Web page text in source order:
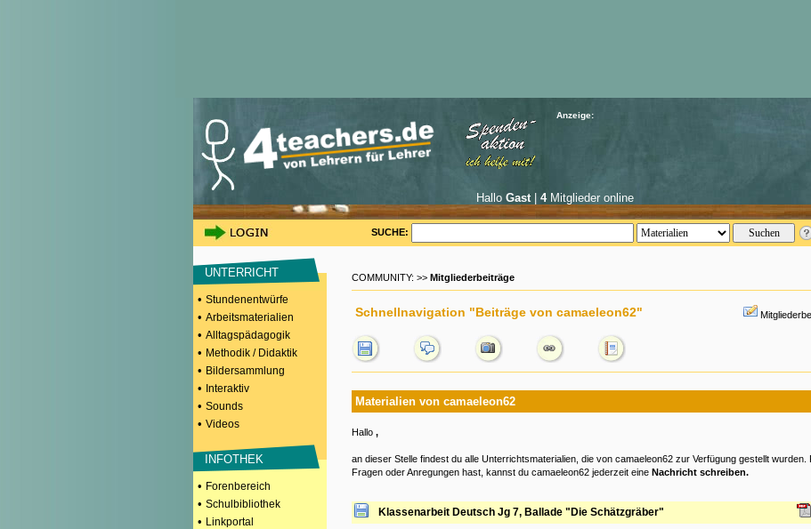
Anzeige:
Hallo Gast| 4Mitglieder online
SUCHE:
UNTERRICHT
• Stundenentwürfe
• Arbeitsmaterialien
• Alltagspädagogik
• Methodik / Didaktik
• Bildersammlung
• Interaktiv
• Sounds
• Videos
INFOTHEK
• Forenbereich
• Schulbibliothek
• Linkportal
COMMUNITY: >> Mitgliederbeiträge
Schnellnavigation "Beiträge von camaeleon62"
Materialien von camaeleon62
Hallo ,
an dieser Stelle findest du alle Unterrichtsmaterialien, die von camaeleon62 zur Verfügung gestellt wurden.
Fragen oder Anregungen hast, kannst du camaeleon62 jederzeit eine Nachricht schreiben.
Klassenarbeit Deutsch Jg 7, Ballade "Die Schätzgräber"